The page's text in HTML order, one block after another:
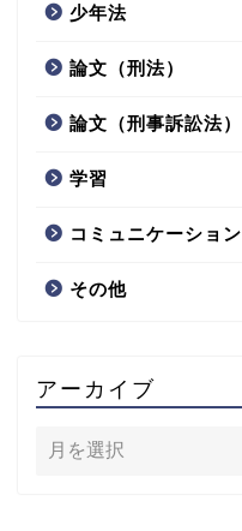
少年法
論文（刑法）
論文（刑事訴訟法）
学習
コミュニケーション
その他
アーカイブ